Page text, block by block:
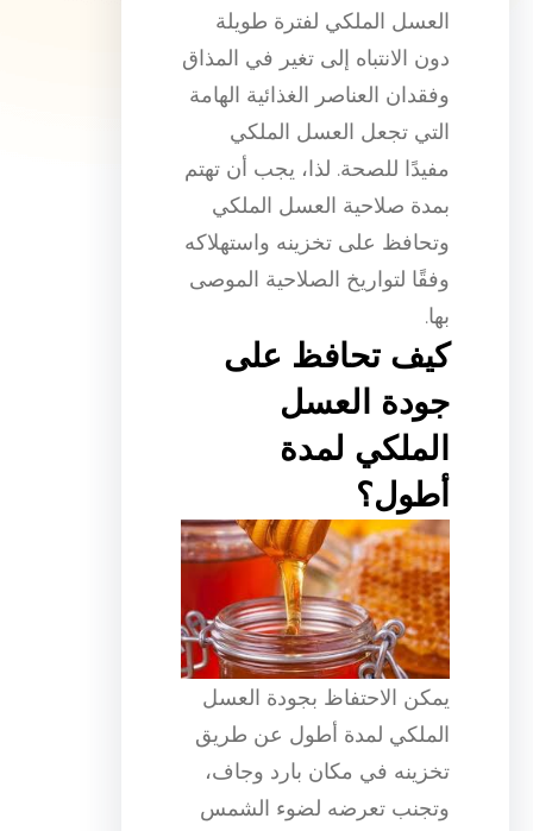
العسل الملكي لفترة طويلة
دون الانتباه إلى تغير في المذاق
وفقدان العناصر الغذائية الهامة
التي تجعل العسل الملكي
مفيدًا للصحة. لذا، يجب أن تهتم
بمدة صلاحية العسل الملكي
وتحافظ على تخزينه واستهلاكه
وفقًا لتواريخ الصلاحية الموصى
بها.
كيف تحافظ على
جودة العسل
الملكي لمدة
أطول؟
يمكن الاحتفاظ بجودة العسل
الملكي لمدة أطول عن طريق
تخزينه في مكان بارد وجاف،
وتجنب تعرضه لضوء الشمس